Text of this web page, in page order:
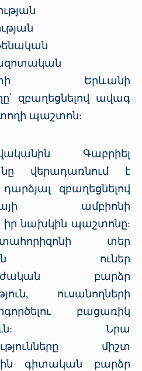
Երևանի
զբաղեցնելով ավագ
պաշտոն:
Գաբրիել
վերադառնում է
դարձյալ զբաղեցնելով
ամբիոնի
իր նախկին պաշտոնը:
տեր
ուներ
բարձր
ուսանողների
բացառիկ
Նրա
միշտ
գիտական բարձր